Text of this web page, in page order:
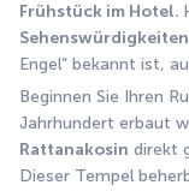
Frühstück im Hotel.
Engel“ bekannt ist,
Beginnen Sie Ihren
Rattanakosin direkt
Dieser Tempel